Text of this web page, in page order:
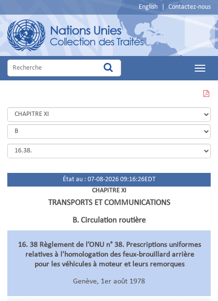
English Contactez-nous
Main
CETTE
PAGE
EN
PDF
État au : 07-08-2026 09:16:26EDT
CHAPITRE XI
TRANSPORTS ET COMMUNICATIONS
B. Circulation routière
16. 38 Règlement de l’ONU n° 38. Prescriptions uniformes
relatives à l'homologation des feux-brouillard arrière
pour les véhicules à moteur et leurs remorques
Genève, 1er août 1978